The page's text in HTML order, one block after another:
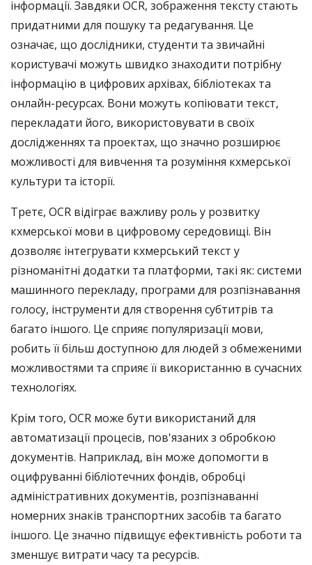
інформації. Завдяки OCR, зображення тексту стають
придатними для пошуку та редагування. Це
означає, що дослідники, студенти та звичайні
користувачі можуть швидко знаходити потрібну
інформацію в цифрових архівах, бібліотеках та
онлайн-ресурсах. Вони можуть копіювати текст,
перекладати його, використовувати в своїх
дослідженнях та проектах, що значно розширює
можливості для вивчення та розуміння кхмерської
культури та історії.
Третє, OCR відіграє важливу роль у розвитку
кхмерської мови в цифровому середовищі. Він
дозволяє інтегрувати кхмерський текст у
різноманітні додатки та платформи, такі як: системи
машинного перекладу, програми для розпізнавання
голосу, інструменти для створення субтитрів та
багато іншого. Це сприяє популяризації мови,
робить її більш доступною для людей з обмеженими
можливостями та сприяє її використанню в сучасних
технологіях.
Крім того, OCR може бути використаний для
автоматизації процесів, пов'язаних з обробкою
документів. Наприклад, він може допомогти в
оцифруванні бібліотечних фондів, обробці
адміністративних документів, розпізнаванні
номерних знаків транспортних засобів та багато
іншого. Це значно підвищує ефективність роботи та
зменшує витрати часу та ресурсів.